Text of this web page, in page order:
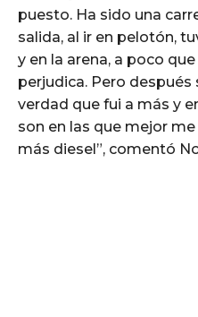
puesto. Ha sido una
salida, al ir en pelotón,
y en la arena, a poco
perjudica. Pero
verdad que fui a más y
son en las que mejor
más diesel”, comentó